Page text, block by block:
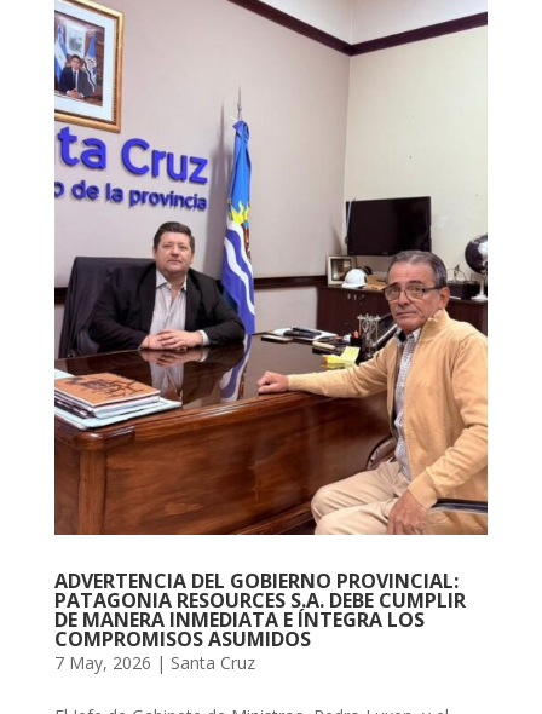
ADVERTENCIA DEL GOBIERNO PROVINCIAL:
PATAGONIA RESOURCES S.A. DEBE CUMPLIR
DE MANERA INMEDIATA E ÍNTEGRA LOS
COMPROMISOS ASUMIDOS
7 May, 2026 | Santa Cruz